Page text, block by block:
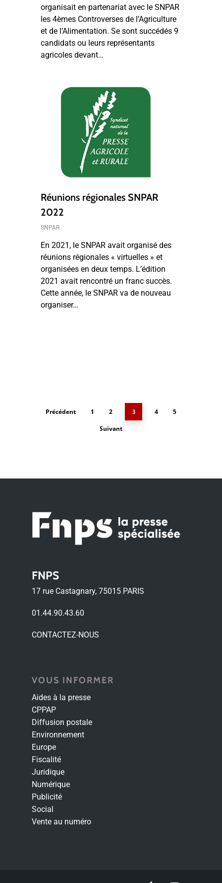
organisait en partenariat avec le SNPAR
les 4èmes Controverses de l’Agriculture
et de l’Alimentation. Se sont succédés 9
candidats ou leurs représentants
agricoles devant…
Réunions régionales SNPAR
2022
SNPAR
En 2021, le SNPAR avait organisé des
réunions régionales « virtuelles » et
organisées en deux temps. L’édition
2021 avait rencontré un franc succès.
Cette année, le SNPAR va de nouveau
organiser…
Précédent 1 2 3 4
5
Suivant
FNPS
17 rue Castagnary, 75015 PARIS
01.44.90.43.60
CONTACTEZ-NOUS
VOUS INFORMER
Aides à la presse
CPPAP
Diffusion postale
Environnement
Europe
Fiscalité
Juridique
Numérique
Publicité
Social
Vente au numéro